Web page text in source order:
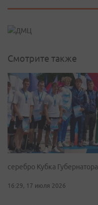
Смотрите также
серебро Кубка Губернатора
16:29, 17 июля 2026